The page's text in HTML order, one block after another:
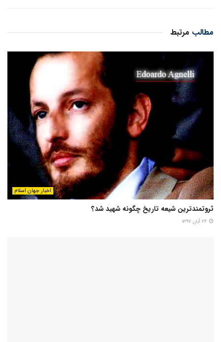
مرتبط مطالب
اخبار جهان اسلام
ثروتمندترین شیعه تاریخ چگونه شهید شد؟